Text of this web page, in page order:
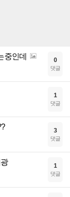
중인데 0
댓글
1
댓글
3
댓글
1
댓글